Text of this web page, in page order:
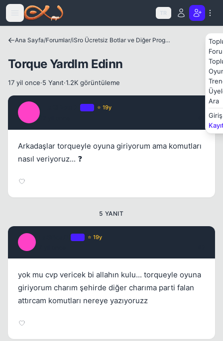
Icerige atla
TR
Ara
Giriş
Ana Sayfa/Forumlar/ iSro Ücretsiz Botlar ve Diğer Programlar
Torque YardIm Edinn
17 yil once·5 Yanıt·1.2K görüntüleme
⭐ 19y
Arkadaşlar torqueyle oyuna giriyorum ama komutları
nasıl veriyoruz... ❓
5 YANIT
⭐ 19y
yok mu cvp vericek bi allahın kulu... torqueyle oyuna
giriyorum charım şehirde diğer charıma parti falan
attırcam komutları nereye yazıyoruzz
Kapat
Kapat